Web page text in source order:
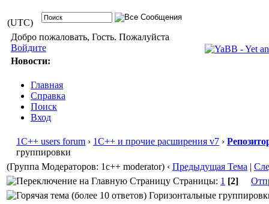
(UTC)
Добро пожаловать, Гость. Пожалуйста
Войдите
Новости:
Главная
Справка
Поиск
Вход
1С++ users forum › 1С++ и прочие расширения v7 ›
группировки
(Группа Модераторов: 1c++ moderator) ‹ Предыдущая Тема |
Страницы: 1 [2]
Горизонтальные